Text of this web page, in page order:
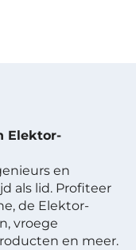
Elektor-
en
als lid. Profiteer
de Elektor-
vroege
en meer.